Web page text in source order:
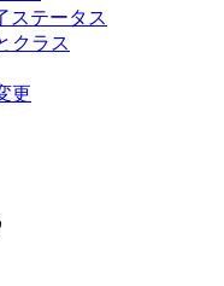
ステータス
クラス
更